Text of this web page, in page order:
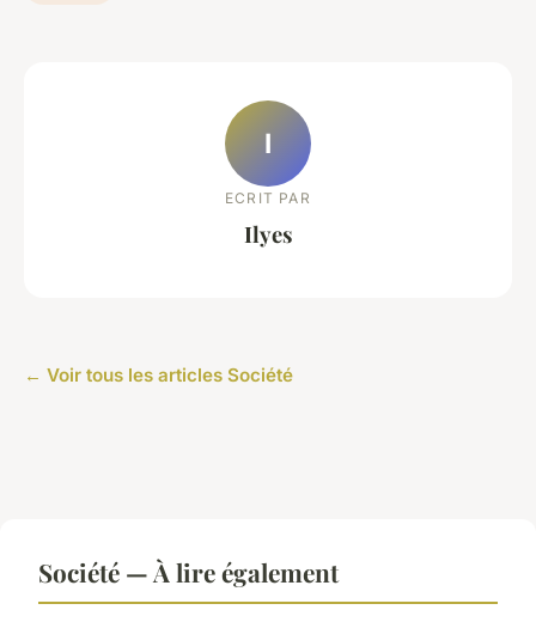
I
ECRIT PAR
Ilyes
← Voir tous les articles Société
Société — À lire également